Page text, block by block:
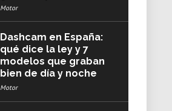
Motor
Dashcam en España:
qué dice la ley y 7
modelos que graban
bien de día y noche
Motor